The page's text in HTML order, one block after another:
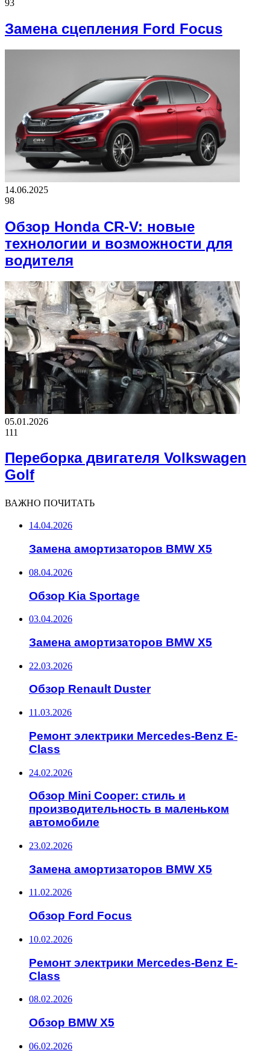
93
Замена сцепления Ford Focus
14.06.2025
98
Обзор Honda CR-V: новые
технологии и возможности для
водителя
05.01.2026
111
Переборка двигателя Volkswagen
Golf
ВАЖНО ПОЧИТАТЬ
14.04.2026
Замена амортизаторов BMW X5
08.04.2026
Обзор Kia Sportage
03.04.2026
Замена амортизаторов BMW X5
22.03.2026
Обзор Renault Duster
11.03.2026
Ремонт электрики Mercedes-Benz E-
Class
24.02.2026
Обзор Mini Cooper: стиль и
производительность в маленьком
автомобиле
23.02.2026
Замена амортизаторов BMW X5
11.02.2026
Обзор Ford Focus
10.02.2026
Ремонт электрики Mercedes-Benz E-
Class
08.02.2026
Обзор BMW X5
06.02.2026